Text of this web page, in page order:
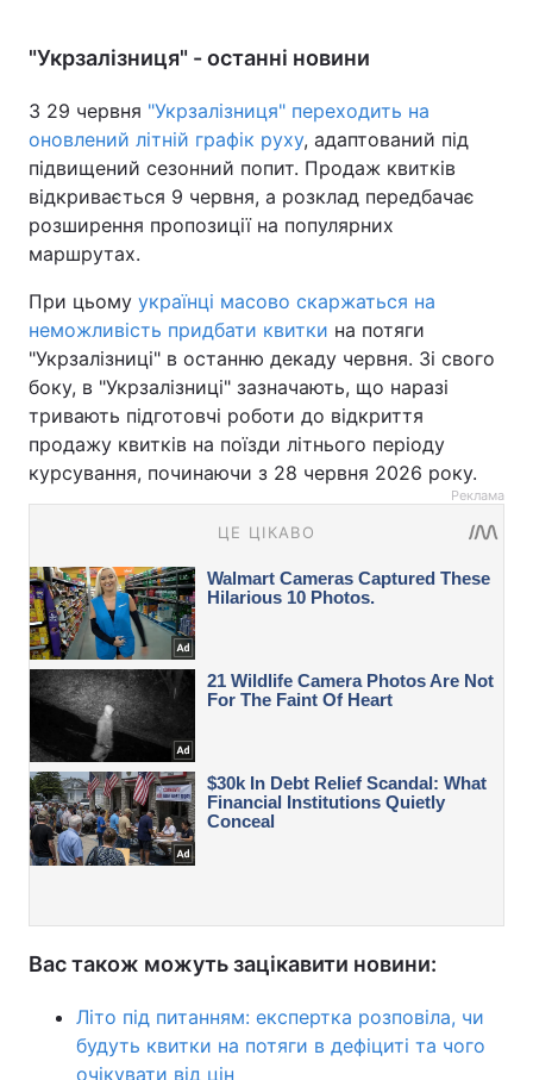
"Укрзалізниця" - останні новини
З 29 червня "Укрзалізниця" переходить на
оновлений літній графік руху, адаптований під
підвищений сезонний попит. Продаж квитків
відкривається 9 червня, а розклад передбачає
розширення пропозиції на популярних
маршрутах.
При цьому українці масово скаржаться на
неможливість придбати квитки на потяги
"Укрзалізниці" в останню декаду червня. Зі свого
боку, в "Укрзалізниці" зазначають, що наразі
тривають підготовчі роботи до відкриття
продажу квитків на поїзди літнього періоду
курсування, починаючи з 28 червня 2026 року.
Реклама
Вас також можуть зацікавити новини:
Літо під питанням: експертка розповіла, чи
будуть квитки на потяги в дефіциті та чого
очікувати від цін